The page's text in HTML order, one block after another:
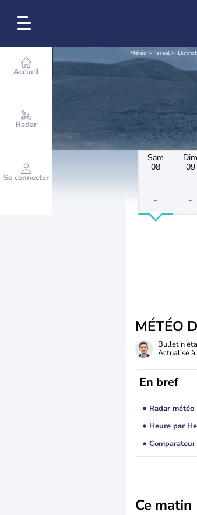
Accueil
Radar
Se connecter
Météo Israël
Sam
08
-
-
Dim
09
-
-
MÉTÉO
Bulletin
Actualisé à
En bref
Radar météo
Heure par
Ce matin